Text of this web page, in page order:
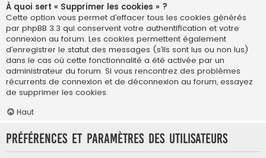
À quoi sert « Supprimer les cookies » ?
Cette option vous permet d’effacer tous les cookies générés
par phpBB 3.3 qui conservent votre authentification et votre
connexion au forum. Les cookies permettent également
d’enregistrer le statut des messages (s’ils sont lus ou non lus)
dans le cas où cette fonctionnalité a été activée par un
administrateur du forum. Si vous rencontrez des problèmes
récurrents de connexion et de déconnexion au forum, essayez
de supprimer les cookies.
Haut
Préférences et paramètres des utilisateurs